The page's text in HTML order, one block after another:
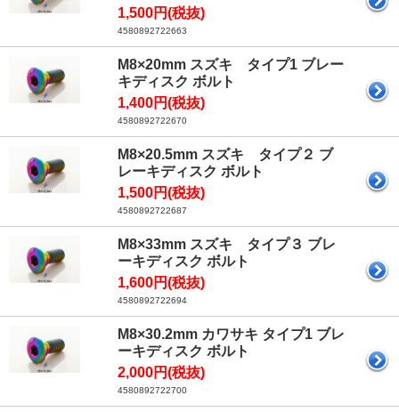
1,500円(税抜)
4580892722663
M8×20mm スズキ タイプ1 ブレー
キディスク ボルト
1,400円(税抜)
4580892722670
M8×20.5mm スズキ タイプ２ ブ
レーキディスク ボルト
1,500円(税抜)
4580892722687
M8×33mm スズキ タイプ３ ブレ
ーキディスク ボルト
1,600円(税抜)
4580892722694
M8×30.2mm カワサキ タイプ1 ブレ
ーキディスク ボルト
2,000円(税抜)
4580892722700